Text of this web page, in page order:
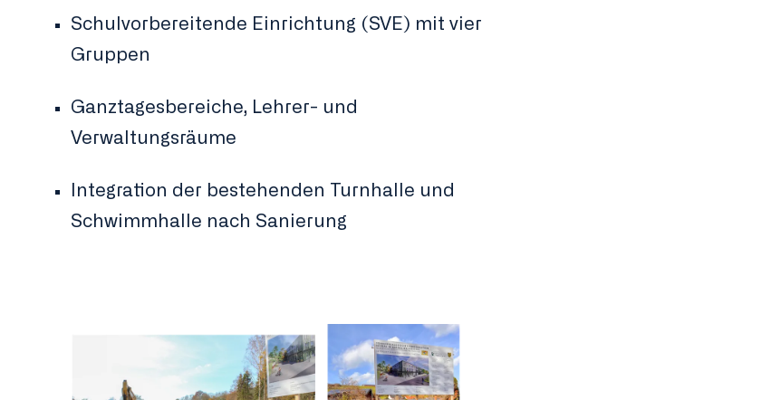
Schulvorbereitende Einrichtung (SVE) mit vier
Gruppen
Ganztagesbereiche, Lehrer- und
Verwaltungsräume
Integration der bestehenden Turnhalle und
Schwimmhalle nach Sanierung